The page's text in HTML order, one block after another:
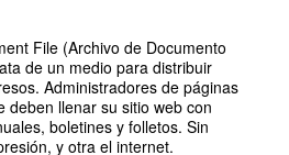
File (Archivo de Documento
de un medio para distribuir
Administradores de páginas
deben llenar su sitio web con
boletines y folletos. Sin
y otra el internet.